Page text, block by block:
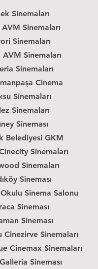
Sinemaları
Sinemaları
Sinemaları
AVM Sinemaları
Sinemaları
Cinema
Sinemaları
Sinemaları
Sineması
Belediyesi GKM
Sinemaları
Sinemaları
Sineması
Sinema Salonu
Sineması
Sineması
Cinezirve Sinemaları
Cinemax Sinemaları
Sineması